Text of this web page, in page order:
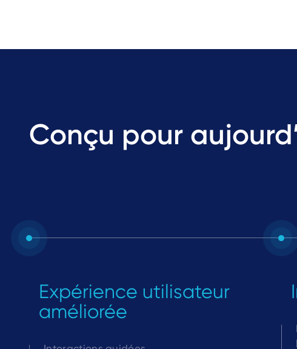
Conçu pour
Expérience utilisateur
améliorée